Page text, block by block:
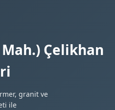
Mah.) Çelikhan
granit ve
ile